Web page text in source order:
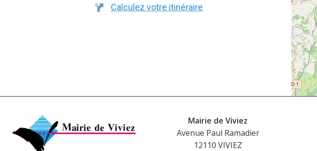
Calculez votre itinéraire
Mairie de Viviez
Avenue Paul Ramadier
12110 VIVIEZ